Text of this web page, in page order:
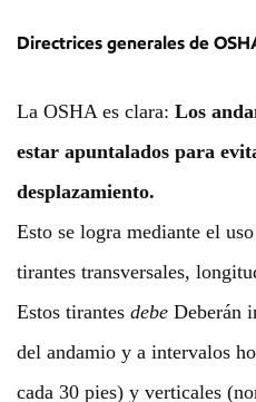
Directrices generales de
La OSHA es clara: Los
estar apuntalados para
desplazamiento.
Esto se logra mediante el
tirantes transversales,
Estos tirantes debe Deberán
del andamio y a intervalos
cada 30 pies) y verticales